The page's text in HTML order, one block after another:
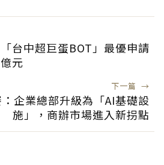
台中超巨蛋BOT」最優申請
元
下一篇 →
企業總部升級為「AI基礎設
施」，商辦市場進入新拐點